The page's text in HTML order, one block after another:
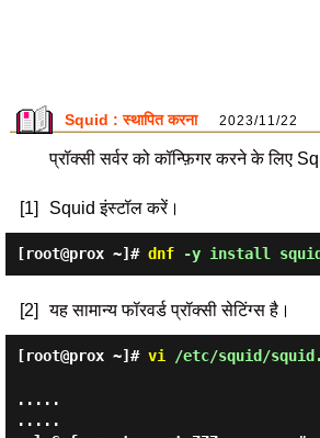
Squid : स्थापित करना 2023/11/22
प्रॉक्सी सर्वर को कॉन्फ़िगर करने के लिए
[1] Squid इंस्टॉल करें।
[root@prox ~]# dnf-y install squid
[2] यह सामान्य फॉरवर्ड प्रॉक्सी सेटिंग्स है।
[root@prox ~]# vi /etc/squid/
.....
.....